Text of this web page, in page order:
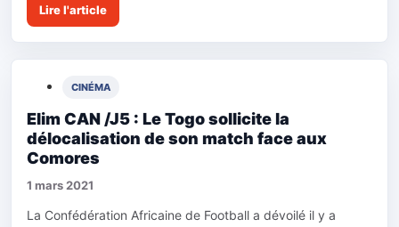
Lire l'article
CINÉMA
Elim CAN /J5 : Le Togo sollicite la
délocalisation de son match face aux
Comores
1 mars 2021
La Confédération Africaine de Football a dévoilé il y a